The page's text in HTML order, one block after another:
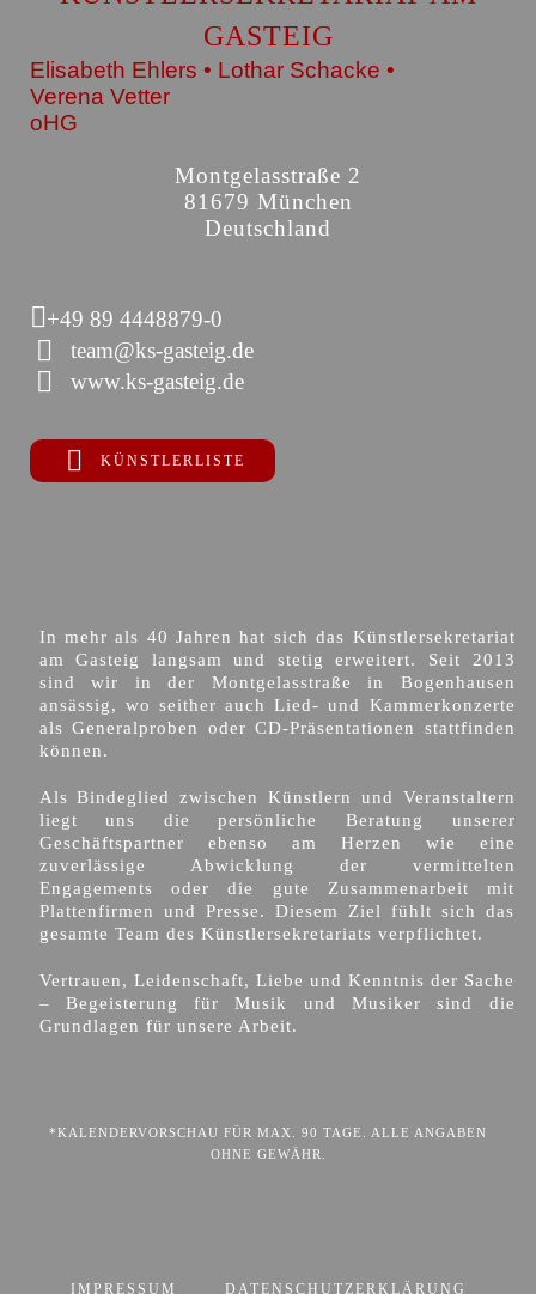
GASTEIG
Elisabeth Ehlers • Lothar Schacke •
Verena Vetter
oHG
Montgelasstraße 2
81679 München
Deutschland
+49 89 4448879-0
team@ks-gasteig.de
www.ks-gasteig.de
KÜNSTLERLISTE
In mehr als 40 Jahren hat sich das Künstlersekretariat
am Gasteig langsam und stetig erweitert. Seit 2013
sind wir in der Montgelasstraße in Bogenhausen
ansässig, wo seither auch Lied- und Kammerkonzerte
als Generalproben oder CD-Präsentationen stattfinden
können.
Als Bindeglied zwischen Künstlern und Veranstaltern
liegt uns die persönliche Beratung unserer
Geschäftspartner ebenso am Herzen wie eine
zuverlässige Abwicklung der vermittelten
Engagements oder die gute Zusammenarbeit mit
Plattenfirmen und Presse. Diesem Ziel fühlt sich das
gesamte Team des Künstlersekretariats verpflichtet.
Vertrauen, Leidenschaft, Liebe und Kenntnis der Sache
– Begeisterung für Musik und Musiker sind die
Grundlagen für unsere Arbeit.
*KALENDERVORSCHAU FÜR MAX. 90 TAGE. ALLE ANGABEN
OHNE GEWÄHR.
IMPRESSUM DATENSCHUTZERKLÄRUNG